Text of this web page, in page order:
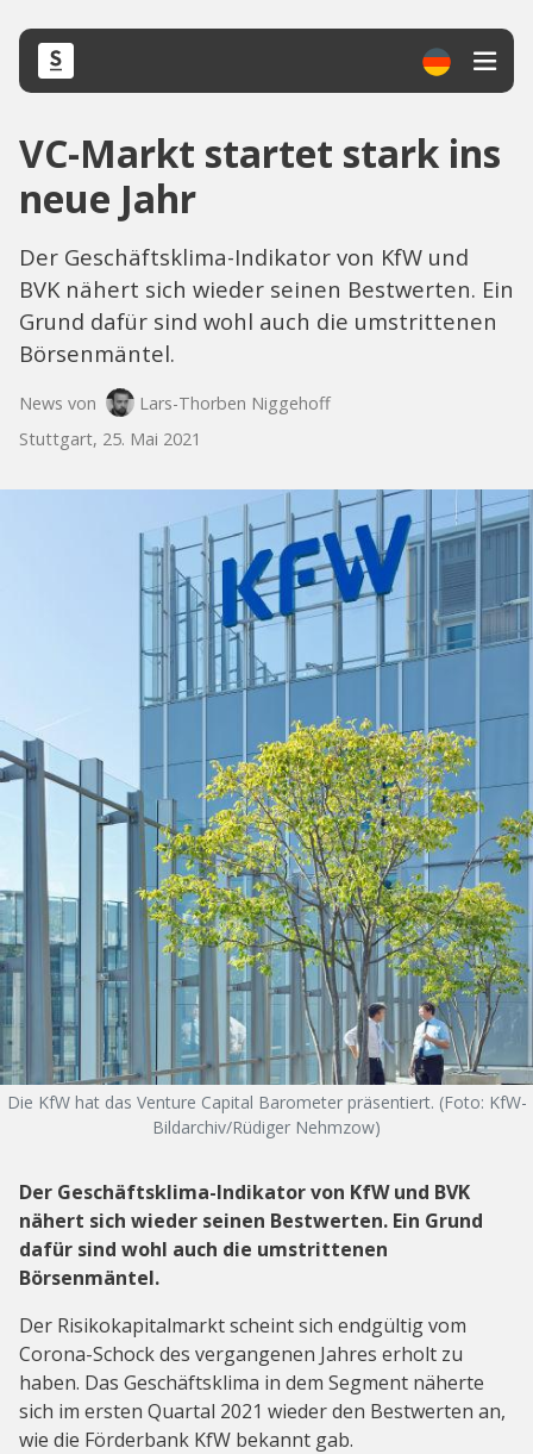
VC-Markt startet stark ins
neue Jahr
Der Geschäftsklima-Indikator von KfW und
BVK nähert sich wieder seinen Bestwerten. Ein
Grund dafür sind wohl auch die umstrittenen
Börsenmäntel.
News von
Lars-Thorben Niggehoff
Stuttgart, 25. Mai 2021
Die KfW hat das Venture Capital Barometer präsentiert. (Foto: KfW-
Bildarchiv/Rüdiger Nehmzow)
Der Geschäftsklima-Indikator von KfW und BVK
nähert sich wieder seinen Bestwerten. Ein Grund
dafür sind wohl auch die umstrittenen
Börsenmäntel.
Der Risikokapitalmarkt scheint sich endgültig vom
Corona-Schock des vergangenen Jahres erholt zu
haben. Das Geschäftsklima in dem Segment näherte
sich im ersten Quartal 2021 wieder den Bestwerten an,
wie die Förderbank KfW bekannt gab.